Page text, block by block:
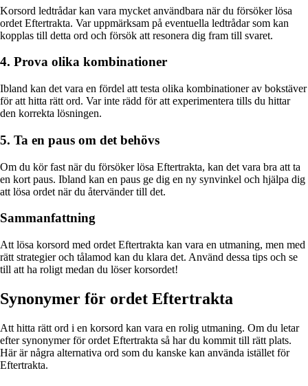
Korsord ledtrådar kan vara mycket användbara när du försöker lösa
ordet Eftertrakta. Var uppmärksam på eventuella ledtrådar som kan
kopplas till detta ord och försök att resonera dig fram till svaret.
4. Prova olika kombinationer
Ibland kan det vara en fördel att testa olika kombinationer av bokstäver
för att hitta rätt ord. Var inte rädd för att experimentera tills du hittar
den korrekta lösningen.
5. Ta en paus om det behövs
Om du kör fast när du försöker lösa Eftertrakta, kan det vara bra att ta
en kort paus. Ibland kan en paus ge dig en ny synvinkel och hjälpa dig
att lösa ordet när du återvänder till det.
Sammanfattning
Att lösa korsord med ordet Eftertrakta kan vara en utmaning, men med
rätt strategier och tålamod kan du klara det. Använd dessa tips och se
till att ha roligt medan du löser korsordet!
Synonymer för ordet Eftertrakta
Att hitta rätt ord i en korsord kan vara en rolig utmaning. Om du letar
efter synonymer för ordet Eftertrakta så har du kommit till rätt plats.
Här är några alternativa ord som du kanske kan använda istället för
Eftertrakta.